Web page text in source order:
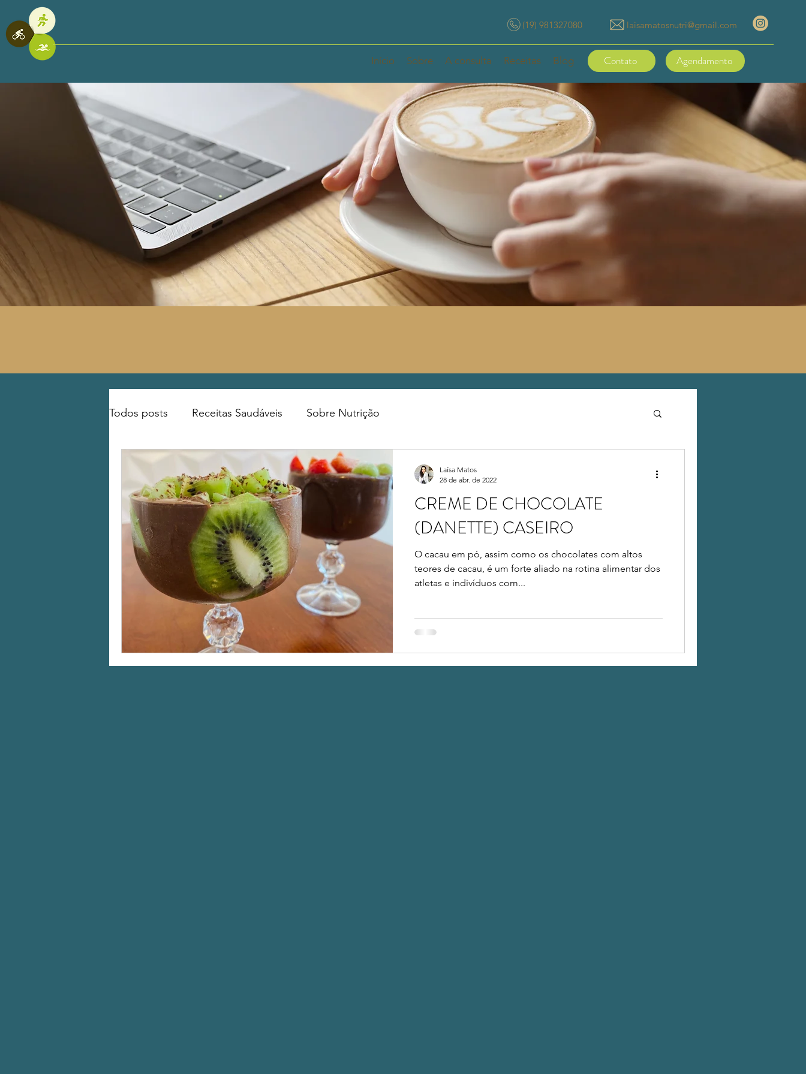
Início Sobre A consulta Receitas Blog Contato Agendamento
laisamatosnutri@gmail.com
(19) 981327080
Todos posts Receitas Saudáveis Sobre Nutrição
CREME DE CHOCOLATE
(DANETTE) CASEIRO
O cacau em pó, assim como os chocolates com altos
teores de cacau, é um forte aliado na rotina alimentar dos
atletas e indivíduos com...
Laísa Matos
28 de abr. de 2022